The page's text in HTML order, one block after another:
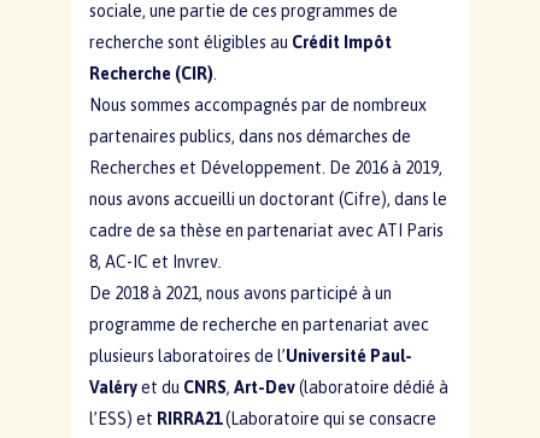
sociale, une partie de ces programmes de
recherche sont éligibles au Crédit Impôt
Recherche (CIR)
Nous sommes accompagnés par de nombreux
partenaires publics, dans nos démarches de
Recherches et Développement. De 2016 à 2019,
nous avons accueilli un doctorant (Cifre), dans le
cadre de sa thèse en partenariat avec ATI Paris
8, AC-IC et Invrev
De 2018 à 2021, nous avons participé à un
programme de recherche en partenariat avec
plusieurs laboratoires de l’Université Paul-
Valéryet du CNRS, Art-Dev(laboratoire dédié à
l’ESS) et RIRRA21(Laboratoire qui se consacre